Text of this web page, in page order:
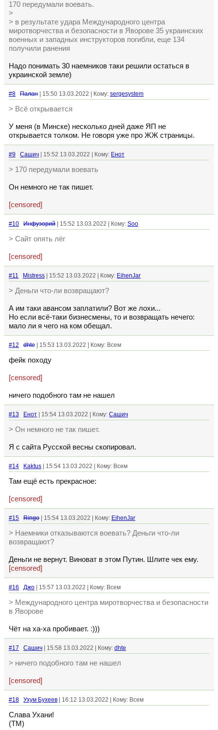
170 передумали воевать.
>
> в результате удара Международного центра
миротворчества и безопасности в Яворове 35 украинских
военных и западных инструкторов погибли, еще 134
получили ранения
Надо понимать 30 наемников таки решили остаться в
украинской земле)
#8 Палан | 15:50 13.03.2022 | Кому: sergesystem
> Всё открывается
У меня (в Минске) несколько дней даже ЯП не
открывается толком. Не говоря уже про ЖЖ страницы.
#9 Сашич | 15:52 13.03.2022 | Кому: Енот
> 170 передумали воевать
Он немного не так пишет.
[censored]
#10 Инфузорий | 15:52 13.03.2022 | Кому: Soo
> Сайт опять лёг
[censored]
#11 Mistress | 15:52 13.03.2022 | Кому: EihenJar
> Деньги что-ли возвращают?
А им таки авансом заплатили? Вот же лохи...
Но если всё-таки бизнесмены, то и возвращать нечего:
мало ли я чего на ком обещал.
#12 dhte | 15:53 13.03.2022 | Кому: Всем
фейк походу
[censored]
ничего подобного там не нашел
#13 Енот | 15:54 13.03.2022 | Кому: Сашич
> Он немного не так пишет.
Я с сайта Русской весны скопировал.
#14 Kaktus | 15:54 13.03.2022 | Кому: Всем
Там ещё есть прекрасное:
[censored]
#15 Ringo | 15:54 13.03.2022 | Кому: EihenJar
> Наемники отказываются воевать? Деньги что-ли
возвращают?
Деньги не вернут. Виноват в этом Путин. Шлите чек ему.
[censored]
#16 Джо | 15:57 13.03.2022 | Кому: Всем
> Международного центра миротворчества и безопасности
в Яворове
Чёт на ха-ха пробивает. :)))
#17 Сашич | 15:58 13.03.2022 | Кому: dhte
> ничего подобного там не нашел
[censored]
#18 Ухум Бухеев | 16:12 13.03.2022 | Кому: Всем
Слава Ухани!
(ТМ)